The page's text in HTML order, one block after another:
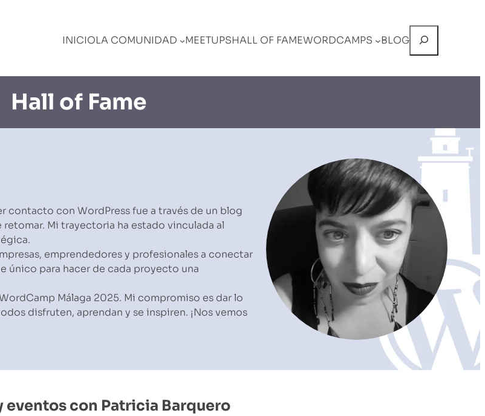
INICIOLA COMUNIDAD MEETUPSHALL OF FAMEWORDCAMPS BLOG
Buscar
Hall of Fame
contacto con WordPress fue a través de un blog
Mi trayectoria ha estado vinculada al
emprendedores y profesionales a conectar
único para hacer de cada proyecto una
Málaga 2025. Mi compromiso es dar lo
disfruten, aprendan y se inspiren. ¡Nos vemos
eventos con Patricia Barquero